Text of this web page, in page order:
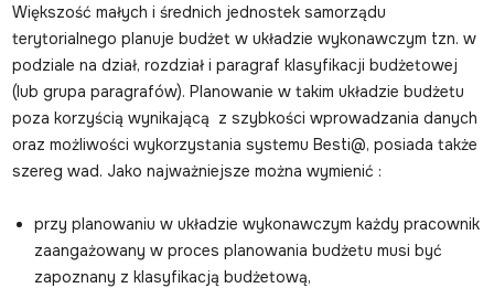
Większość małych i średnich jednostek samorządu
terytorialnego planuje budżet w układzie wykonawczym tzn. w
podziale na dział, rozdział i paragraf klasyfikacji budżetowej
(lub grupa paragrafów). Planowanie w takim układzie budżetu
poza korzyścią wynikającą z szybkości wprowadzania danych
oraz możliwości wykorzystania systemu Besti@, posiada także
szereg wad. Jako najważniejsze można wymienić :
przy planowaniu w układzie wykonawczym każdy pracownik
zaangażowany w proces planowania budżetu musi być
zapoznany z klasyfikacją budżetową,